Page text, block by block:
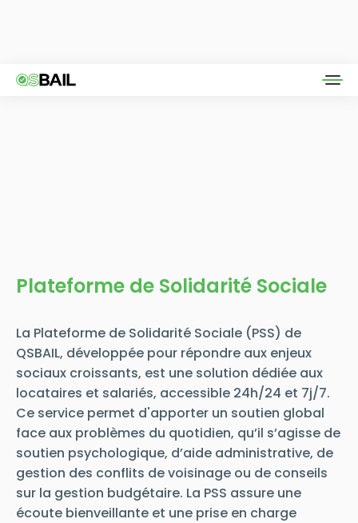
Plateforme de Solidarité Sociale
La Plateforme de Solidarité Sociale (PSS) de
QSBAIL, développée pour répondre aux enjeux
sociaux croissants, est une solution dédiée aux
locataires et salariés, accessible 24h/24 et 7j/7.
Ce service permet d'apporter un soutien global
face aux problèmes du quotidien, qu’il s’agisse de
soutien psychologique, d’aide administrative, de
gestion des conflits de voisinage ou de conseils
sur la gestion budgétaire. La PSS assure une
écoute bienveillante et une prise en charge